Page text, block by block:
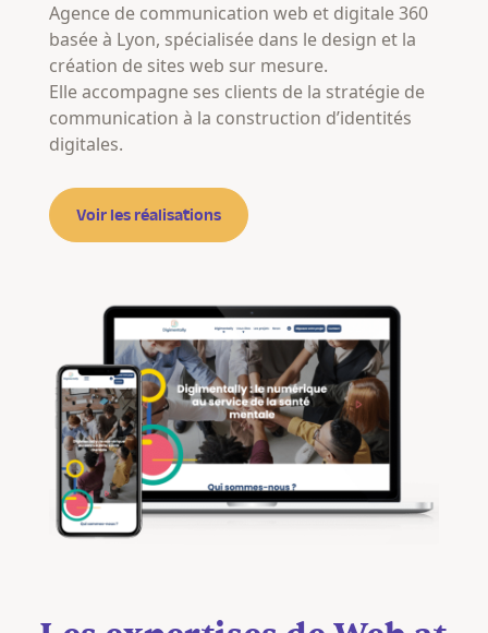
Agence de communication web et digitale 360
basée à Lyon, spécialisée dans le design et la
création de sites web sur mesure.
Elle accompagne ses clients de la stratégie de
communication à la construction d’identités
digitales.
Voir les réalisations